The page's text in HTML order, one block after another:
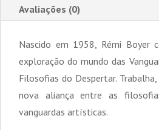
Avaliações (0)
Nascido em 1958, Rémi Boyer
exploração do mundo das
Filosofias do Despertar.
nova aliança entre as
vanguardas artísticas.